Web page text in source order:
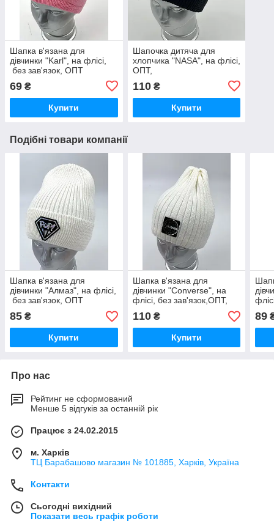
Шапка в'язана для
дівчинки "Karl", на флісі,
без зав'язок, ОПТ
69 ₴
Купити
Шапочка дитяча для
хлопчика "NASA", на флісі,
ОПТ,
110₴
Купити
Подібні товари компанії
Шапка в'язана для
дівчинки "Алмаз", на флісі,
без зав'язок, ОПТ
85 ₴
Купити
Шапка в'язана для
дівчинки "Converse", на
флісі, без зав'язок,ОПТ,
110₴
Купити
89
Про нас
Рейтинг не сформований
Менше 5 відгуків за останній рік
Працює з 24.02.2015
м. Харків
ТЦ Барабашово магазин № 101885, Харків, Україна
Контакти
Сьогодні вихідний
Показати весь графік роботи